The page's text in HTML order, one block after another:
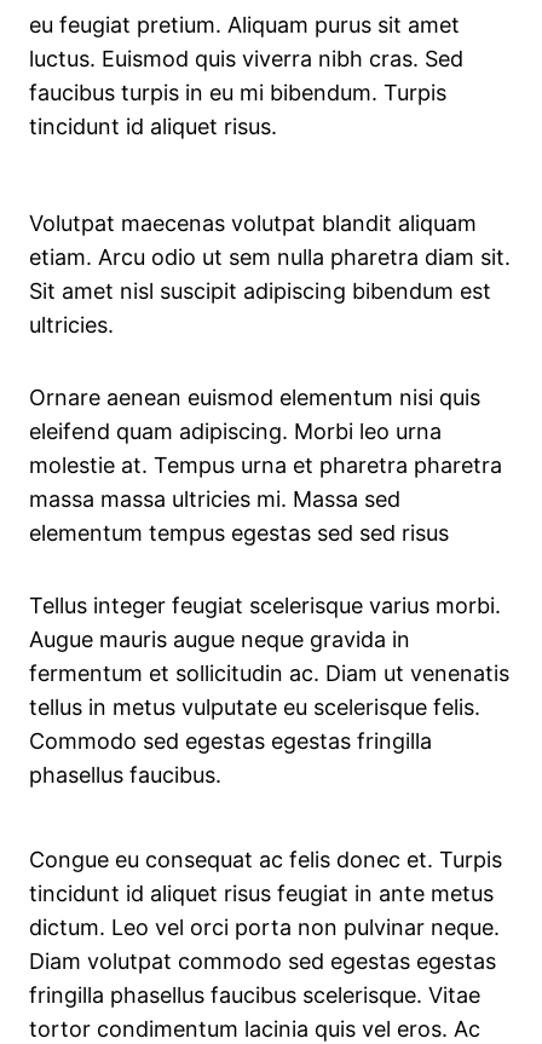
eu feugiat pretium. Aliquam purus sit amet
luctus. Euismod quis viverra nibh cras. Sed
faucibus turpis in eu mi bibendum. Turpis
tincidunt id aliquet risus.
Volutpat maecenas volutpat blandit aliquam
etiam. Arcu odio ut sem nulla pharetra diam sit.
Sit amet nisl suscipit adipiscing bibendum est
ultricies.
Ornare aenean euismod elementum nisi quis
eleifend quam adipiscing. Morbi leo urna
molestie at. Tempus urna et pharetra pharetra
massa massa ultricies mi. Massa sed
elementum tempus egestas sed sed risus
Tellus integer feugiat scelerisque varius morbi.
Augue mauris augue neque gravida in
fermentum et sollicitudin ac. Diam ut venenatis
tellus in metus vulputate eu scelerisque felis.
Commodo sed egestas egestas fringilla
phasellus faucibus.
Congue eu consequat ac felis donec et. Turpis
tincidunt id aliquet risus feugiat in ante metus
dictum. Leo vel orci porta non pulvinar neque.
Diam volutpat commodo sed egestas egestas
fringilla phasellus faucibus scelerisque. Vitae
tortor condimentum lacinia quis vel eros. Ac